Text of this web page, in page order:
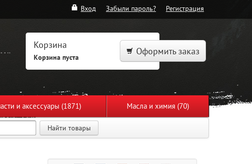
Вход Забыли пароль? Регистрация
Корзина
Корзина пуста
Оформить заказ
и аксессуары (1871) Масла и химия (70)
Найти товары